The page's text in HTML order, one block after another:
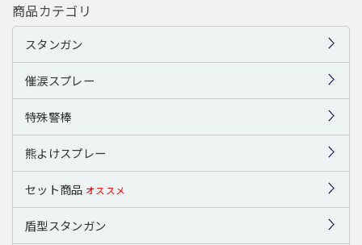
商品カテゴリ
スタンガン
催涙スプレー
特殊警棒
熊よけスプレー
セット商品 オススメ
盾型スタンガン